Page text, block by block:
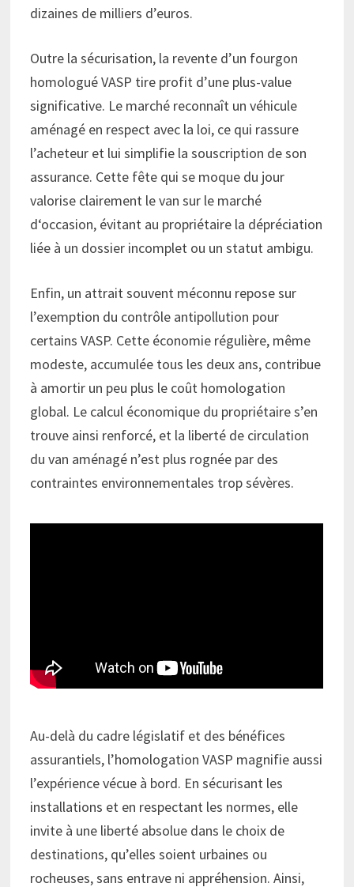
dizaines de milliers d’euros.
Outre la sécurisation, la revente d’un fourgon
homologué VASP tire profit d’une plus-value
significative. Le marché reconnaît un véhicule
aménagé en respect avec la loi, ce qui rassure
l’acheteur et lui simplifie la souscription de son
assurance. Cette fête qui se moque du jour
valorise clairement le van sur le marché
d‘occasion, évitant au propriétaire la dépréciation
liée à un dossier incomplet ou un statut ambigu.
Enfin, un attrait souvent méconnu repose sur
l’exemption du contrôle antipollution pour
certains VASP. Cette économie régulière, même
modeste, accumulée tous les deux ans, contribue
à amortir un peu plus le coût homologation
global. Le calcul économique du propriétaire s’en
trouve ainsi renforcé, et la liberté de circulation
du van aménagé n’est plus rognée par des
contraintes environnementales trop sévères.
Au-delà du cadre législatif et des bénéfices
assurantiels, l’homologation VASP magnifie aussi
l’expérience vécue à bord. En sécurisant les
installations et en respectant les normes, elle
invite à une liberté absolue dans le choix de
destinations, qu’elles soient urbaines ou
rocheuses, sans entrave ni appréhension. Ainsi,